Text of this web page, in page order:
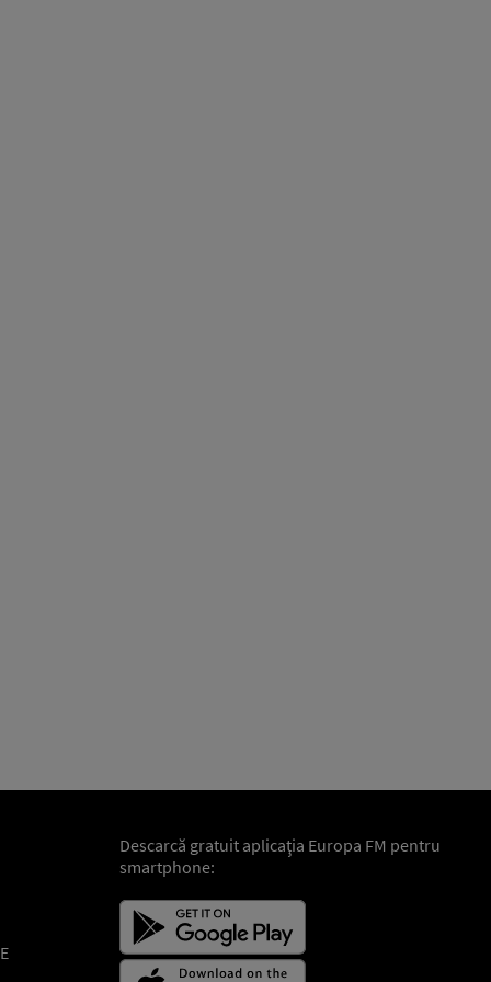
Descarcă gratuit aplicaţia Europa FM pentru
smartphone: